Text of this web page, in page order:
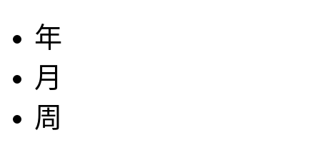
年
月
周